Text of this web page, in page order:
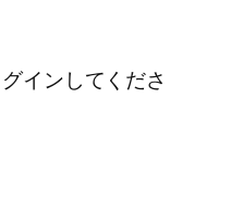
インしてくださ